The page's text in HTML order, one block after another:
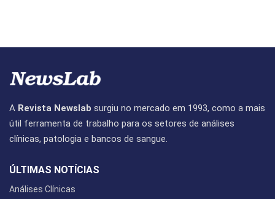
A Revista Newslab surgiu no mercado em 1993, como a mais
útil ferramenta de trabalho para os setores de análises
clínicas, patologia e bancos de sangue.
ÚLTIMAS NOTÍCIAS
Análises Clínicas